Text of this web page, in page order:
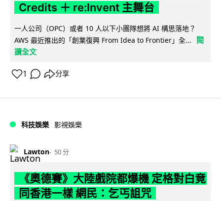
Credits ＋ re:Invent 主舞台
一人公司（OPC）或者 10 人以下小團隊想將 AI 構思落地？
AWS 最近推出的「創業復興 From Idea to Frontier」全...
閱
讀全文
1 分享
科技娛樂 影視娛樂
Lawton 50 分
《奧德賽》大陸戲院都爆機 定格對白竟
同香港一樣 網民：乞丐詛咒